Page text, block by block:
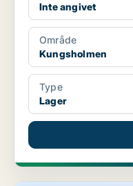
Inte angivet
Område
Kungsholmen
Type
Lager